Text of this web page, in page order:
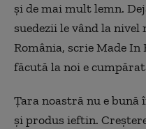
şi de mai mult lemn.
suedezii le vând la
România, scrie Made
făcută la noi e
Ţara noastră nu e
şi produs ieftin.